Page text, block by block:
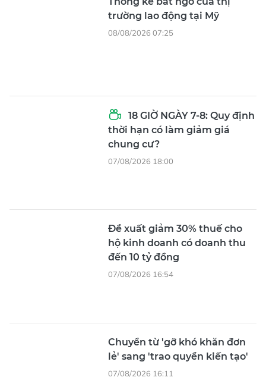
trường lao động tại Mỹ
08/08/2026 07:25
18 GIỜ NGÀY 7-8: Quy định
thời hạn có làm giảm giá
chung cư?
07/08/2026 18:00
Đề xuất giảm 30% thuế cho
hộ kinh doanh có doanh thu
đến 10 tỷ đồng
07/08/2026 16:54
Chuyển từ 'gỡ khó khăn đơn
lẻ' sang 'trao quyền kiến tạo'
07/08/2026 16:11